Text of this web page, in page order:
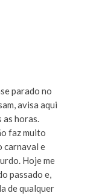
parado no
avisa aqui
as horas.
faz muito
carnaval e
Hoje me
passado e,
de qualquer